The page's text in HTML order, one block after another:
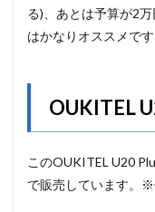
る)、あとは予算が2
はかなりオススメです
OUKITEL
このOUKITEL U20
で販売しています。